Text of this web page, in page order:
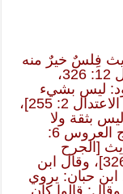
فِلسٌ خيرٌ منه
[ميزان الاعتدال 2: 255، وتهذيب الكمال 12: 326،
أبو داود: ليس بشيء
كذاب [تهذيب التهذيب 4: 259، وميزان الاعتدال 2: 255]،
بثقة ولا
مأمون [الضعفاء والمتروكين: 187، وتاج العروس 6:
[الجرح
والتعديل 4: 278، وتهذيب الكمال 12: 326]، وقال ابن
5: 343]، وقال ابن حبان: يروي